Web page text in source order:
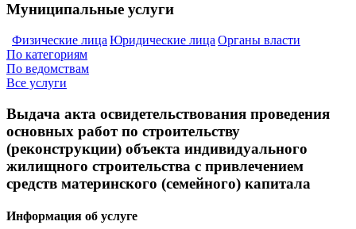
Муниципальные услуги
Физические лица Юридические лица Органы власти
По категориям
По ведомствам
Все услуги
Выдача акта освидетельствования проведения
основных работ по строительству
(реконструкции) объекта индивидуального
жилищного строительства с привлечением
средств материнского (семейного) капитала
Информация об услуге